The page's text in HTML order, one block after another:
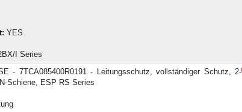
YES
I Series
- 7TCA085400R0191 - Leitungsschutz, vollständiger Schutz, 2-
Schiene, ESP RS Series